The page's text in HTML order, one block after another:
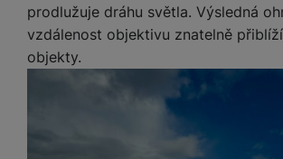
prodlužuje dráhu světla. Výsledná
vzdálenost objektivu znatelně
objekty.